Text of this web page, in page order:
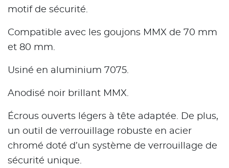
motif de sécurité.
Compatible avec les goujons MMX de 70 mm
et 80 mm.
Usiné en aluminium 7075.
Anodisé noir brillant MMX.
Écrous ouverts légers à tête adaptée. De plus,
un outil de verrouillage robuste en acier
chromé doté d’un système de verrouillage de
sécurité unique.